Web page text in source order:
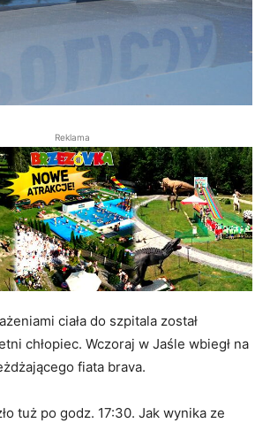
Reklama
ciała do szpitala został
chłopiec. Wczoraj w Jaśle wbiegł na
fiata brava.
tuż po godz. 17:30. Jak wynika ze